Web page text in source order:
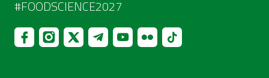
#FOODSCIENCE2027